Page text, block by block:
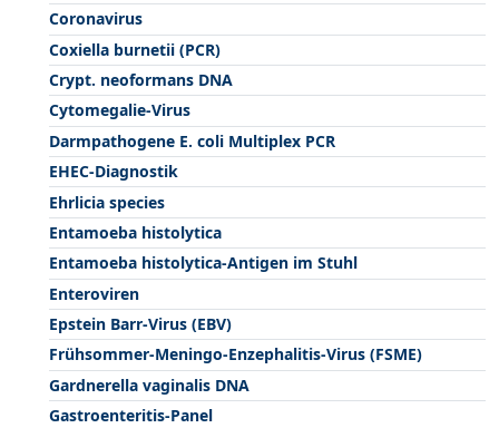
Coronavirus
Coxiella burnetii (PCR)
Crypt. neoformans DNA
Cytomegalie-Virus
Darmpathogene E. coli Multiplex PCR
EHEC-Diagnostik
Ehrlicia species
Entamoeba histolytica
Entamoeba histolytica-Antigen im Stuhl
Enteroviren
Epstein Barr-Virus (EBV)
Frühsommer-Meningo-Enzephalitis-Virus (FSME)
Gardnerella vaginalis DNA
Gastroenteritis-Panel